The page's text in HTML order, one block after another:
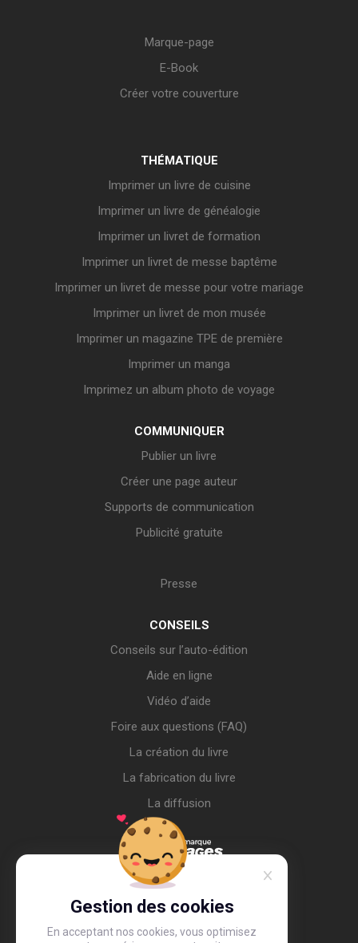
Gestion des cookies
En acceptant nos cookies, vous optimisez
Marque-page
E-Book
Créer votre couverture
THÉMATIQUE
Imprimer un livre de cuisine
Imprimer un livre de généalogie
Imprimer un livret de formation
Imprimer un livret de messe baptême
Imprimer un livret de messe pour votre mariage
Imprimer un livret de mon musée
Imprimer un magazine TPE de première
Imprimer un manga
Imprimez un album photo de voyage
COMMUNIQUER
Publier un livre
Créer une page auteur
Supports de communication
Publicité gratuite
Presse
CONSEILS
Conseils sur l’auto-édition
Aide en ligne
Vidéo d’aide
Foire aux questions (FAQ)
La création du livre
La fabrication du livre
La diffusion